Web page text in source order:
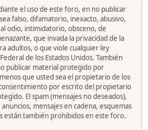
el uso de este foro, en no publicar
falso, difamatorio, inexacto, abusivo,
odio, intimidatorio, obsceno, de
que invada la privacidad de la
adultos, o que viole cualquier ley
de los Estados Unidos. También
publicar material protegido por
que usted sea el propietario de los
por escrito del propietario
El spam (mensajes no deseados),
mensajes en cadena, esquemas
están también prohibidos en este foro.